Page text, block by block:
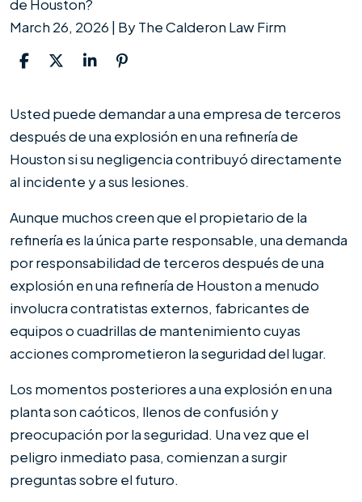
de Houston?
March 26, 2026 | ByThe Calderon Law Firm
¿Puedo
demandar
a
una
de
terceros
después
de
una
explosión
en
una
refinería
de
Houston?
Usted puede demandar a una empresa de terceros
después de una explosión en una refinería de
Houston si su negligencia contribuyó directamente
al incidente y a sus lesiones.
Aunque muchos creen que el propietario de la
refinería es la única parte responsable, una demanda
por responsabilidad de terceros después de una
explosión en una refinería de Houston a menudo
involucra contratistas externos, fabricantes de
equipos o cuadrillas de mantenimiento cuyas
acciones comprometieron la seguridad del lugar.
Los momentos posteriores a una explosión en una
planta son caóticos, llenos de confusión y
preocupación por la seguridad. Una vez que el
peligro inmediato pasa, comienzan a surgir
preguntas sobre el futuro.